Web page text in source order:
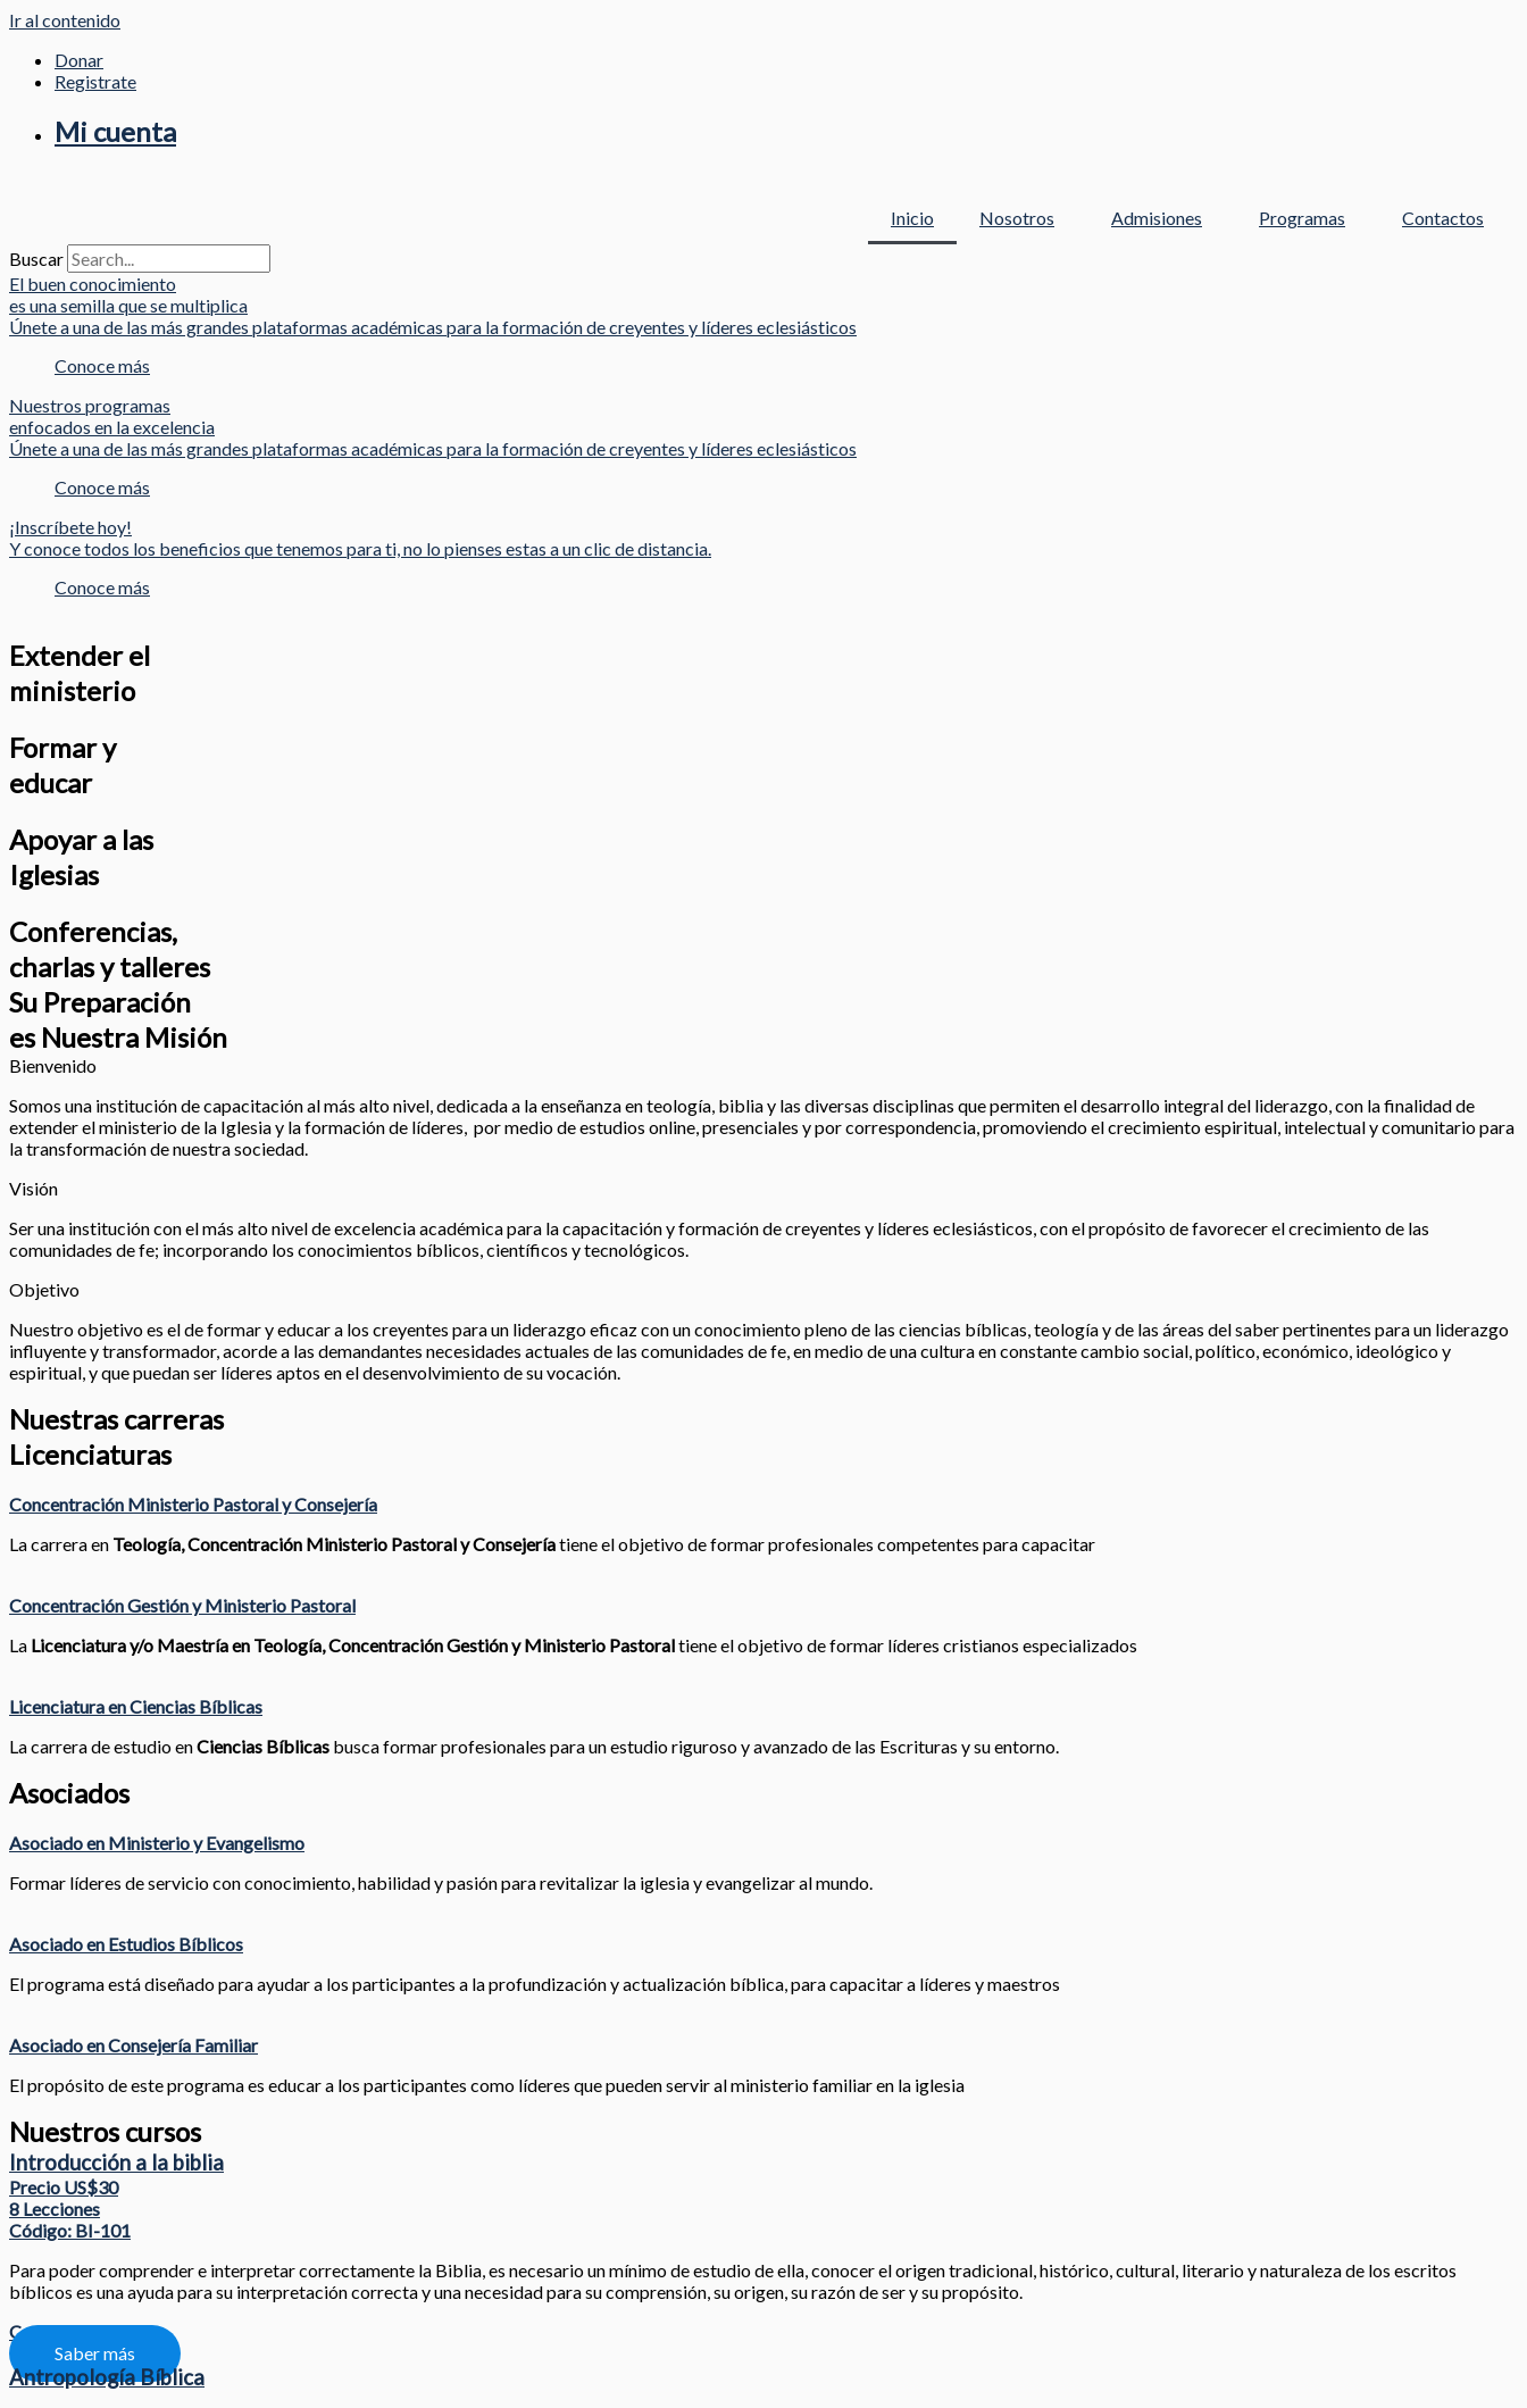
Ir al contenido
Donar
Registrate
Mi cuenta
Inicio Nosotros Admisiones Programas
Contactos
Buscar
El buen conocimiento
es una semilla que se multiplica
Únete a una de las más grandes plataformas académicas para la formación de creyentes y líderes eclesiásticos
Conoce más
Nuestros programas
enfocados en la excelencia
Únete a una de las más grandes plataformas académicas para la formación de creyentes y líderes eclesiásticos
Conoce más
¡Inscríbete hoy!
Y conoce todos los beneficios que tenemos para ti, no lo pienses estas a un clic de distancia.
Conoce más
Extender el
ministerio
Formar y
educar
Apoyar a las
Iglesias
Conferencias,
charlas y talleres
Su Preparación
es Nuestra Misión
Bienvenido
Somos una institución de capacitación al más alto nivel, dedicada a la enseñanza en teología, biblia y las diversas disciplinas que permiten el desarrollo integral del liderazgo, con la finalidad de
extender el ministerio de la Iglesia y la formación de líderes, por medio de estudios online, presenciales y por correspondencia, promoviendo el crecimiento espiritual, intelectual y comunitario para
la transformación de nuestra sociedad.
Visión
Ser una institución con el más alto nivel de excelencia académica para la capacitación y formación de creyentes y líderes eclesiásticos, con el propósito de favorecer el crecimiento de las
comunidades de fe; incorporando los conocimientos bíblicos, científicos y tecnológicos.
Objetivo
Nuestro objetivo es el de formar y educar a los creyentes para un liderazgo eficaz con un conocimiento pleno de las ciencias bíblicas, teología y de las áreas del saber pertinentes para un liderazgo
influyente y transformador, acorde a las demandantes necesidades actuales de las comunidades de fe, en medio de una cultura en constante cambio social, político, económico, ideológico y
espiritual, y que puedan ser líderes aptos en el desenvolvimiento de su vocación.
Nuestras carreras
Licenciaturas
Concentración Ministerio Pastoral y Consejería
La carrera en Teología, Concentración Ministerio Pastoral y Consejeríatiene el objetivo de formar profesionales competentes para capacitar
Concentración Gestión y Ministerio Pastoral
La Licenciatura y/o Maestría en Teología, Concentración Gestión y Ministerio Pastoraltiene el objetivo de formar líderes cristianos especializados
Licenciatura en Ciencias Bíblicas
La carrera de estudio enCiencias Bíblicas busca formar profesionales para un estudio riguroso y avanzado de las Escrituras y su entorno.
Asociados
Asociado en Ministerio y Evangelismo
Formar líderes de servicio con conocimiento, habilidad y pasión para revitalizar la iglesia y evangelizar al mundo.
Asociado en Estudios Bíblicos
El programa está diseñado para ayudar a los participantes a la profundización y actualización bíblica, para capacitar a líderes y maestros
Asociado en Consejería Familiar
El propósito de este programa es educar a los participantes como líderes que pueden servir al ministerio familiar en la iglesia
Nuestros cursos
Introducción a la biblia
Precio US$30
8 Lecciones
Código: BI-101
Para poder comprender e interpretar correctamente la Biblia, es necesario un mínimo de estudio de ella, conocer el origen tradicional, histórico, cultural, literario y naturaleza de los escritos
bíblicos es una ayuda para su interpretación correcta y una necesidad para su comprensión, su origen, su razón de ser y su propósito.
Compartir
Saber más
Antropología Bíblica